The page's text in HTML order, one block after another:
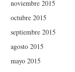
noviembre 2015
octubre 2015
septiembre 2015
agosto 2015
mayo 2015